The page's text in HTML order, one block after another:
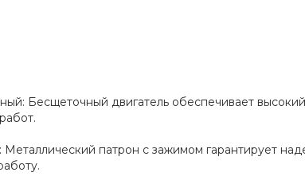
Бесщеточный двигатель обеспечивает
патрон с зажимом гарантирует